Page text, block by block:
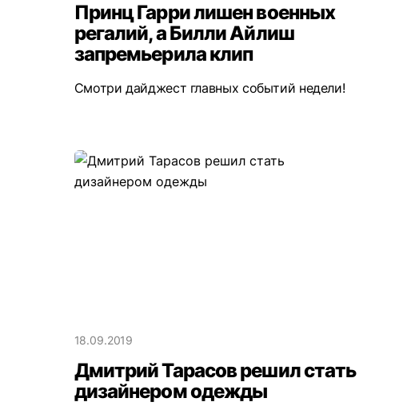
Принц Гарри лишен военных
регалий, а Билли Айлиш
запремьерила клип
Смотри дайджест главных событий недели!
18.09.2019
Дмитрий Тарасов решил стать
дизайнером одежды